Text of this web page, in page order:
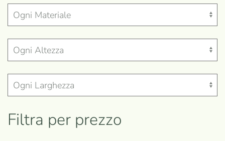
più
varianti.
Le
opzioni
possono
essere
scelte
pagina
Filtra per prezzo